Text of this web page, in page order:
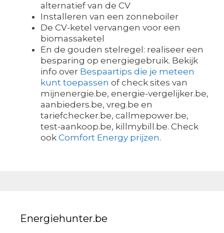
alternatief van de CV
Installeren van een zonneboiler
De CV-ketel vervangen voor een
biomassaketel
En de gouden stelregel: realiseer een
besparing op energiegebruik. Bekijk
info over Bespaartips die je meteen
kunt toepassen of check sites van
mijnenergie.be, energie-vergelijker.be,
aanbieders.be, vreg.be en
tariefchecker.be, callmepower.be,
test-aankoop.be, killmybill.be. Check
ook Comfort Energy prijzen.
Energiehunter.be